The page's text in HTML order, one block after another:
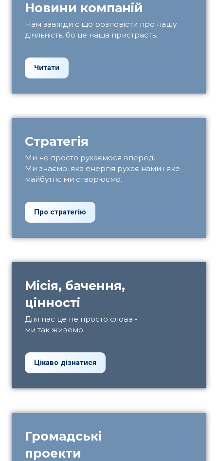
Новини компаній
Нам завжди є що розповісти про нашу
діяльність, бо це наша пристрасть.
Читати
Стратегія
Ми не просто рухаємося вперед.
Ми знаємо, яка енергія рухає нами і яке
майбутнє ми створюємо.
Про стратегію
Місія, бачення,
цінності
Для нас це не просто слова -
ми так живемо.
Цікаво дізнатися
Громадські
проекти